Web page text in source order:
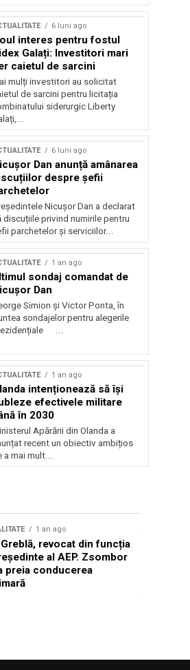
6 luni ago
interes pentru fostul
Galați: Investitori mari
caietul de sarcini
mulți investitori au solicitat
de sarcini pentru licitația
siderurgic Liberty
6 luni ago
Dan anunță amânarea
despre șefii
Nicușor Dan a declarat
discuțiile privind numirile pentru
parchetelor și serviciilor...
1 an ago
sondaj comandat de
Dan
Simion și Victor Ponta, în
sondajelor pentru alegerile
...
1 an ago
intenționează să își
efectivele militare
în 2030
Apărării din Olanda a
recent un obiectiv ambițios
a mai mult...
1 an ago
revocat din funcția
al AEP. Zsombor
preia conducerea